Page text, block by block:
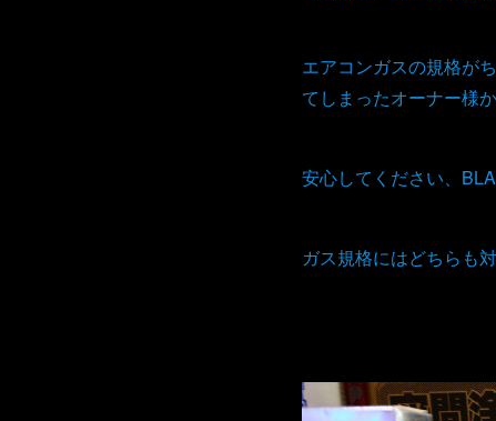
エアコンガスの規格が
てしまったオーナー様
安心してください、
ガス規格にはどちらも